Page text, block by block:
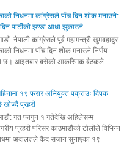
निधनमा कांग्रेसले पाँच दिन शोक मनाउने:
पार्टीको झण्डा आधा झुकाउने
नेपाली कांग्रेसले पूर्व महामन्त्री खुमबहादुर
निधनमा पाँच दिन शोक मनाउने निर्णय
छ। आइतबार बसेको आकस्मिक बैठकले
१९ फरार अभियुक्त पक्राउः दिपक
खोज्दै प्रहरी
गत फागुन १ गतेदेखि अहिलेसम्म
प्रहरी परिसर काठमाडौंको टोलीले विभिन्न
अदालतले कैद सजाय सुनाएका १९